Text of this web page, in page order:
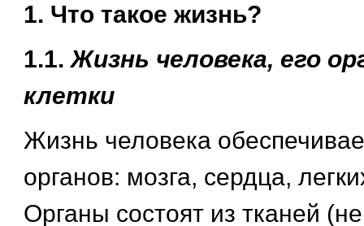
1. Что такое жизнь?
1.1.Жизнь человека, его
клетки
Жизнь человека
органов: мозга, сердца,
Органы состоят из тканей